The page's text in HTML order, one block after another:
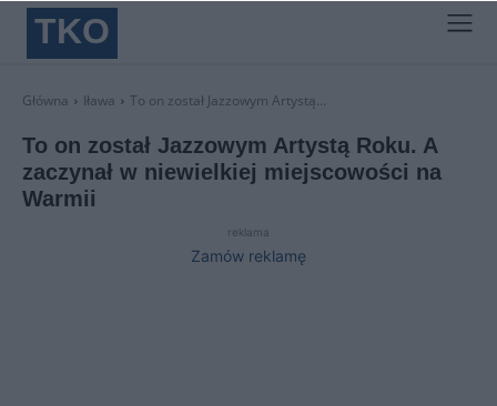
TKO
Główna Iława To on został Jazzowym Artystą...
To on został Jazzowym Artystą Roku. A
zaczynał w niewielkiej miejscowości na
Warmii
reklama
Zamów reklamę